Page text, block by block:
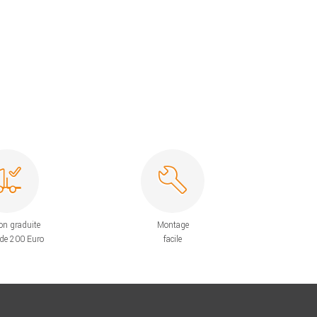
graduite
200 Euro
Montage
facile